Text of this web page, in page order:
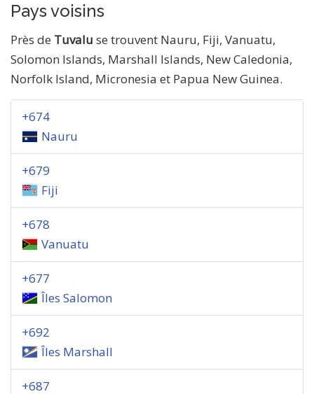
Pays voisins
Près de Tuvalu se trouvent Nauru, Fiji, Vanuatu,
Solomon Islands, Marshall Islands, New Caledonia,
Norfolk Island, Micronesia et Papua New Guinea.
+674
Nauru
+679
Fiji
+678
Vanuatu
+677
Îles Salomon
+692
Îles Marshall
+687